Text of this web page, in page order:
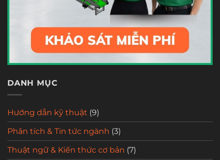
DANH MỤC
Hướng dẫn kỹ thuật (9)
Phân tích & Tin tức ngành (3)
Thuật ngữ & Kiến thức cơ bản (7)